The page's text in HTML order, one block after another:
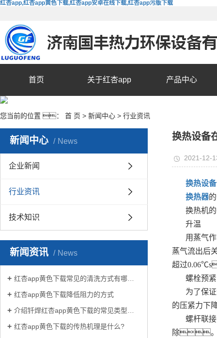
红杏app,红杏app黄色下载,红杏app安卓在线下载,红杏app污版下载
首页 关于红杏app 产品中心
您当前的位置 ： 首 页 > 新闻中心 > 行业资讯
新闻中心 News
企业新闻
行业资讯
技术知识
新闻资讯 News
红杏app黄色下载常见的清洗方式有哪些？
红杏app黄色下载降低阻力的方式
介绍钎焊红杏app黄色下载的常见类型有哪些
红杏app黄色下载的传热机理是什么?
换热设
2021-12-
换热设备
换热器
换热机
升温
用蒸气
蒸气流出
超过
螺栓预紧
为了保
的压紧力
螺杆联
除